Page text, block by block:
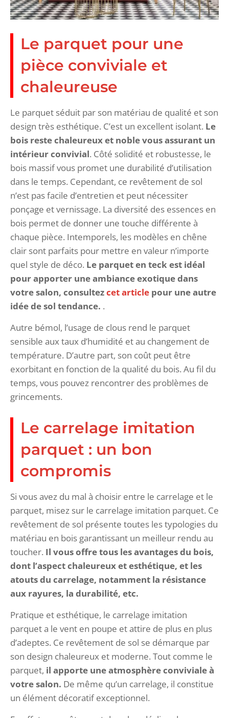
Le parquet pour une
pièce conviviale et
chaleureuse
Le parquet séduit par son matériau de qualité et son
design très esthétique. C’est un excellent isolant. Le
bois reste chaleureux et noble vous assurant un
intérieur convivial. Côté solidité et robustesse, le
bois massif vous promet une durabilité d’utilisation
dans le temps. Cependant, ce revêtement de sol
n’est pas facile d’entretien et peut nécessiter
ponçage et vernissage. La diversité des essences en
bois permet de donner une touche différente à
chaque pièce. Intemporels, les modèles en chêne
clair sont parfaits pour mettre en valeur n’importe
quel style de déco. Le parquet en teck est idéal
pour apporter une ambiance exotique dans
votre salon, consultezcet article pour une autre
idée de sol tendance. .
Autre bémol, l’usage de clous rend le parquet
sensible aux taux d’humidité et au changement de
température. D’autre part, son coût peut être
exorbitant en fonction de la qualité du bois. Au fil du
temps, vous pouvez rencontrer des problèmes de
grincements.
Le carrelage imitation
parquet : un bon
compromis
Si vous avez du mal à choisir entre le carrelage et le
parquet, misez sur le carrelage imitation parquet. Ce
revêtement de sol présente toutes les typologies du
matériau en bois garantissant un meilleur rendu au
toucher. Il vous offre tous les avantages du bois,
dont l’aspect chaleureux et esthétique, et les
atouts du carrelage, notamment la résistance
aux rayures, la durabilité, etc.
Pratique et esthétique, le carrelage imitation
parquet a le vent en poupe et attire de plus en plus
d’adeptes. Ce revêtement de sol se démarque par
son design chaleureux et moderne. Tout comme le
parquet, il apporte une atmosphère conviviale à
votre salon. De même qu’un carrelage, il constitue
un élément décoratif exceptionnel.